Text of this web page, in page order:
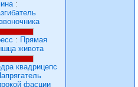
:
: Прямая
живота
квадрицепс
фасции